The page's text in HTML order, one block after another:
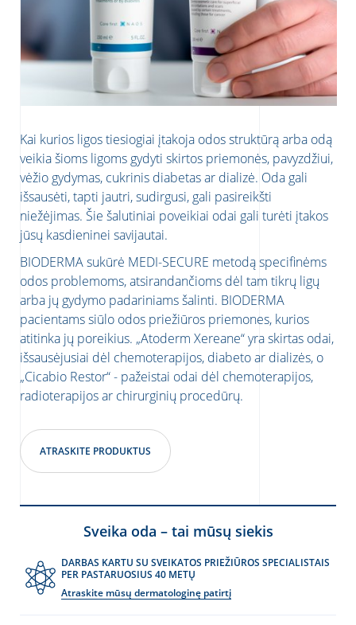
Kai kurios ligos tiesiogiai įtakoja odos struktūrą arba odą
veikia šioms ligoms gydyti skirtos priemonės, pavyzdžiui,
vėžio gydymas, cukrinis diabetas ar dializė. Oda gali
išsausėti, tapti jautri, sudirgusi, gali pasireikšti
niežėjimas. Šie šalutiniai poveikiai odai gali turėti įtakos
jūsų kasdieninei savijautai.
BIODERMA sukūrė MEDI-SECURE metodą specifinėms
odos problemoms, atsirandančioms dėl tam tikrų ligų
arba jų gydymo padariniams šalinti. BIODERMA
pacientams siūlo odos priežiūros priemones, kurios
atitinka jų poreikius. „Atoderm Xereane“ yra skirtas odai,
išsausėjusiai dėl chemoterapijos, diabeto ar dializės, o
„Cicabio Restor“ - pažeistai odai dėl chemoterapijos,
radioterapijos ar chirurginių procedūrų.
ATRASKITE PRODUKTUS
Sveika oda – tai mūsų siekis
DARBAS KARTU SU SVEIKATOS PRIEŽIŪROS SPECIALISTAIS
PER PASTARUOSIUS 40 METŲ
Atraskite mūsų dermatologinę patirtį